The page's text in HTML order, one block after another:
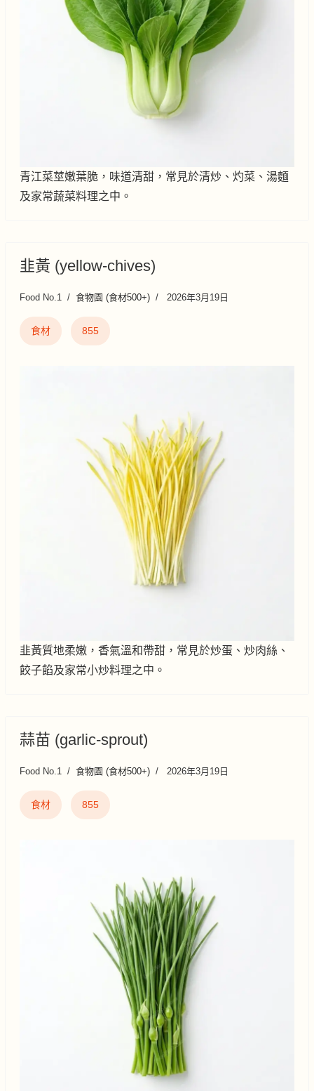
青江菜莖嫩葉脆，味道清甜，常見於清炒、灼菜、湯麵
及家常蔬菜料理之中。
韭黃 (yellow-chives)
Food No.1 食物園 (食材500+) 2026年3月19日
食材 855
韭黃質地柔嫩，香氣溫和帶甜，常見於炒蛋、炒肉絲、
餃子餡及家常小炒料理之中。
蒜苗 (garlic-sprout)
Food No.1 食物園 (食材500+) 2026年3月19日
食材 855